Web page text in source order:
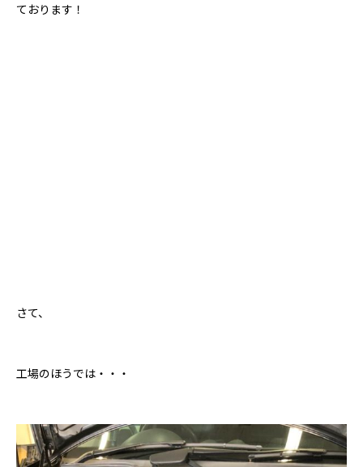
ております！
さて、
工場のほうでは・・・